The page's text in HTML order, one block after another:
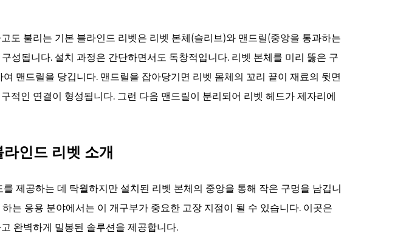
도 불리는 기본 블라인드 리벳은 리벳 본체(슬리브)와 맨드릴(중앙을 통과하는
성됩니다. 설치 과정은 간단하면서도 독창적입니다. 리벳 본체를 미리 뚫은 구
맨드릴을 당깁니다. 맨드릴을 잡아당기면 리벳 몸체의 꼬리 끝이 재료의 뒷면
적인 연결이 형성됩니다. 그런 다음 맨드릴이 분리되어 리벳 헤드가 제자리에
인드 리벳 소개
제공하는 데 탁월하지만 설치된 리벳 본체의 중앙을 통해 작은 구멍을 남깁니
는 응용 분야에서는 이 개구부가 중요한 고장 지점이 될 수 있습니다. 이곳은
완벽하게 밀봉된 솔루션을 제공합니다.